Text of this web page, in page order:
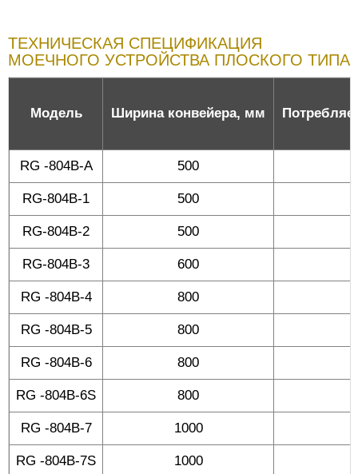
ТЕХНИЧЕСКАЯ СПЕЦИФИКАЦИЯ
МОЕЧНОГО УСТРОЙСТВА ПЛОСКОГО ТИПА
Модель Ширина конвейера, мм
RG -804B-A 500
RG-804B-1 500
RG-804B-2 500
RG-804B-3 600
RG -804B-4 800
RG -804B-5 800
RG -804B-6 800
RG -804B-6S 800
RG -804B-7 1000
RG -804B-7S 1000